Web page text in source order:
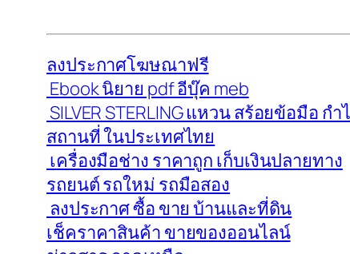
ลงประกาศโฆษณาฟรี
Ebook นิยาย pdf อีบุ๊ค meb
SILVER STERLING แหวน สร้อยข้อมือ ก
สถานที่ ในประเทศไทย
เครื่องมือช่าง ราคาถูก เก็บเงินปลายทาง
รถยนต์ รถใหม่ รถมือสอง
ลงประกาศ ซื้อ ขาย บ้านและที่ดิน
เช็คราคาสินค้า ขายของออนไลน์